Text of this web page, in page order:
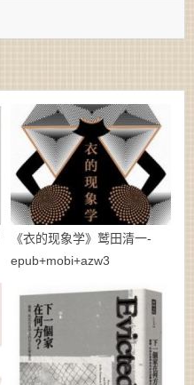
《衣的现象学》鹫田清一-
epub+mobi+azw3